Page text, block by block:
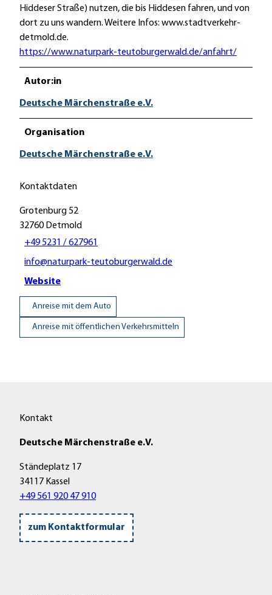
Hiddeser Straße) nutzen, die bis Hiddesen fahren, und von
dort zu uns wandern. Weitere Infos: www.stadtverkehr-
detmold.de.
https://www.naturpark-teutoburgerwald.de/anfahrt/
Autor:in
Deutsche Märchenstraße e.V.
Organisation
Deutsche Märchenstraße e.V.
Kontaktdaten
Grotenburg 52
32760 Detmold
+49 5231 / 627961
info@naturpark-teutoburgerwald.de
Website
Anreise mit dem Auto
Anreise mit öffentlichen Verkehrsmitteln
Kontakt
Deutsche Märchenstraße e.V.
Ständeplatz 17
34117 Kassel
+49 561 920 47 910
zum Kontaktformular